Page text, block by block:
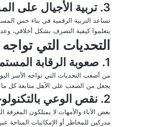
3. تربية الأجيال على المسؤولية الرقمية
تساعد التربية الرقمية في بناء حس
يتعلموا كيفية التصرف بشكل أخلاقي،
التحديات التي
1. صعوبة الرقابة المستمرة
من أصعب التحديات التي تواجه الأسر
يجعل من الصعب على الأهل متابعة كل ما
2. نقص الوعي بالتكنولوجيا
بعض الآباء والأمهات لا يمتلكون المعرفة
مدركين للمخاطر أو الإمكانيات